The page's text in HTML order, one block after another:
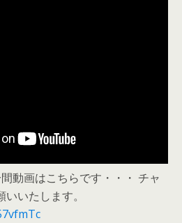
動画はこちらです・・・ チャ
いたします。